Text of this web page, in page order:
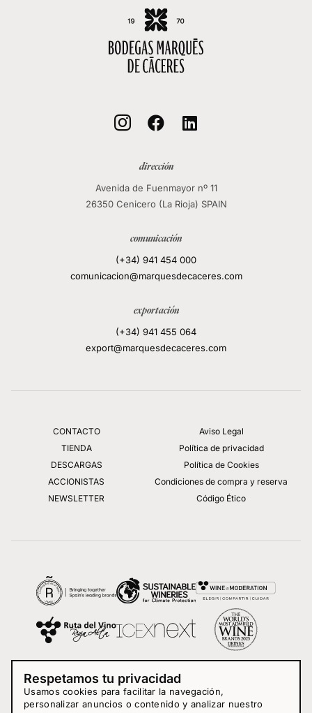
  
dirección
Avenida de Fuenmayor nº 11
26350 Cenicero (La Rioja) SPAIN
comunicación
(+34) 941 454 000
comunicacion@marquesdecaceres.com
exportación
(+34) 941 455 064
export@marquesdecaceres.com
CONTACTO
TIENDA
DESCARGAS
ACCIONISTAS
NEWSLETTER
Aviso Legal
Política de privacidad
Política de Cookies
Condiciones de compra y reserva
Código Ético
Respetamos tu privacidad
Usamos cookies para facilitar la navegación,
personalizar anuncios o contenido y analizar nuestro